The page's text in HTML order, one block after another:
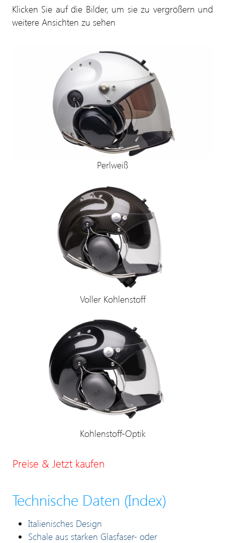
Klicken Sie auf die Bilder, um sie zu vergrößern und
weitere Ansichten zu sehen
Perlweiß
Voller Kohlenstoff
Kohlenstoff-Optik
Preise & Jetzt kaufen
Technische Daten (Index)
Italienisches Design
Schale aus starken Glasfaser- oder